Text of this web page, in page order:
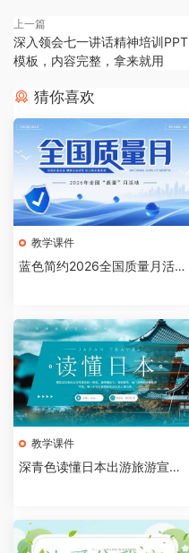
上一篇
深入领会七一讲话精神培训PPT
模板，内容完整，拿来就用
猜你喜欢
教学课件
蓝色简约2026全国质量月活动
教学课件
深青色读懂日本出游旅游宣传